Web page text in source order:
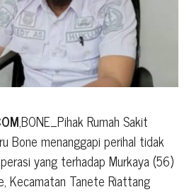
,BONE_Pihak Rumah Sakit
Bone menanggapi perihal tidak
yang terhadap Murkaya (56)
Kecamatan Tanete Riattang